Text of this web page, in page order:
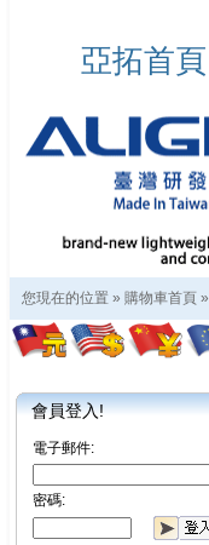
亞拓首頁
您現在的位置 » 購物車首頁 »
會員登入!
電子郵件:
密碼: